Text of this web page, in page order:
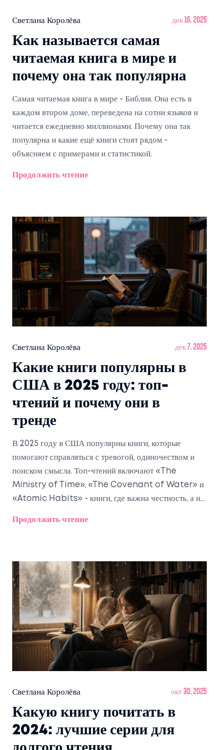
Светлана Королёва дек 16, 2025
Как называется самая
читаемая книга в мире и
почему она так популярна
Самая читаемая книга в мире - Библия. Она есть в
каждом втором доме, переведена на сотни языков и
читается ежедневно миллионами. Почему она так
популярна и какие ещё книги стоят рядом -
объясняем с примерами и статистикой.
Продолжить чтение
Светлана Королёва дек 7, 2025
Какие книги популярны в
США в 2025 году: топ-
чтений и почему они в
тренде
В 2025 году в США популярны книги, которые
помогают справляться с тревогой, одиночеством и
поиском смысла. Топ-чтений включают «The
Ministry of Time», «The Covenant of Water» и
«Atomic Habits» - книги, где важна честность, а не
Продолжить чтение
Светлана Королёва окт 30, 2025
Какую книгу почитать в
2024: лучшие серии для